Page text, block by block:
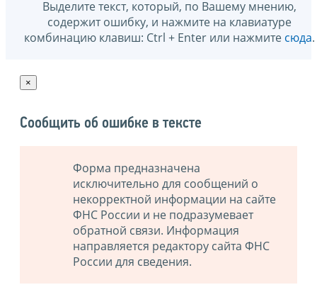
Выделите текст, который, по Вашему мнению,
содержит ошибку, и нажмите на клавиатуре
комбинацию клавиш: Ctrl + Enter или нажмите сюда.
×
Сообщить об ошибке в тексте
Форма предназначена
исключительно для сообщений о
некорректной информации на сайте
ФНС России и не подразумевает
обратной связи. Информация
направляется редактору сайта ФНС
России для сведения.